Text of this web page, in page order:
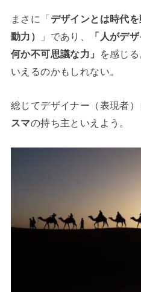
まさに「 デザインとは時代
動力）
」であり、
「人がデ
何か不可思議な力」
を感じ
いえるのかもしれない。
総じてデザイナー（表現者
スマの持ち主といえよう。